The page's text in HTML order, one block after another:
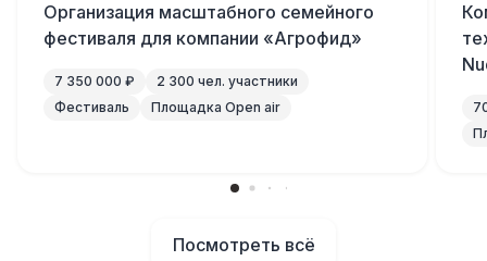
Организация масштабного семейного
фестиваля для компании «Агрофид»
7 350 000 ₽
2 300 чел. участники
Фестиваль
Площадка Open air
Посмотреть всё